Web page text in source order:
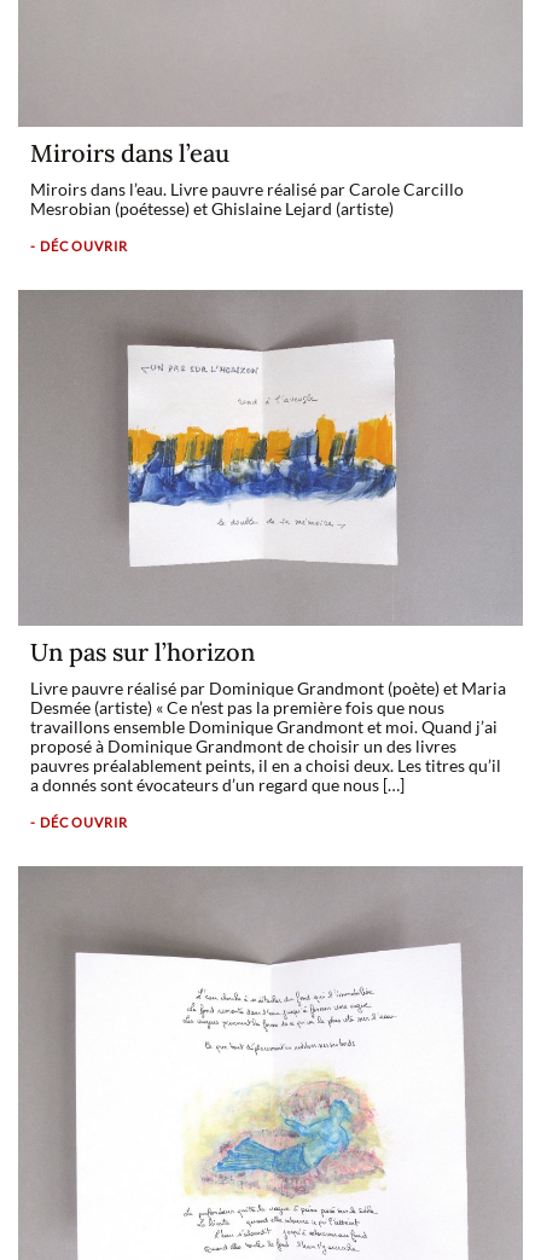
Miroirs dans l’eau
Miroirs dans l’eau. Livre pauvre réalisé par Carole Carcillo
Mesrobian (poétesse) et Ghislaine Lejard (artiste)
- DÉCOUVRIR
Un pas sur l’horizon
Livre pauvre réalisé par Dominique Grandmont (poète) et Maria
Desmée (artiste) « Ce n’est pas la première fois que nous
travaillons ensemble Dominique Grandmont et moi. Quand j’ai
proposé à Dominique Grandmont de choisir un des livres
pauvres préalablement peints, il en a choisi deux. Les titres qu’il
a donnés sont évocateurs d’un regard que nous […]
- DÉCOUVRIR